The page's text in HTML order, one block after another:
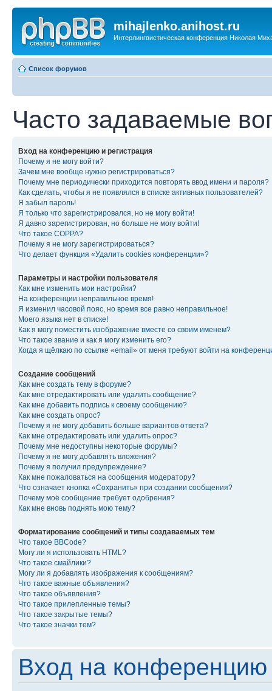
mihajlenko.anihost.ru
Интерлингвистическая конференция Николая
Список форумов
Часто задаваемые
Вход на конференцию и регистрация
Почему я не могу войти?
Зачем мне вообще нужно регистрироваться?
Почему мне периодически приходится повторять ввод имени и пароля?
Как сделать, чтобы я не появлялся в списке активных пользователей?
Я забыл пароль!
Я только что зарегистрировался, но не могу войти!
Я давно зарегистрирован, но больше не могу войти!
Что такое COPPA?
Почему я не могу зарегистрироваться?
Что делает функция «Удалить cookies конференции»?
Параметры и настройки пользователя
Как мне изменить мои настройки?
На конференции неправильное время!
Я изменил часовой пояс, но время все равно неправильное!
Моего языка нет в списке!
Как я могу поместить изображение вместе со своим именем?
Что такое звание и как я могу изменить его?
Когда я щёлкаю по ссылке «email» от меня требуют войти на
Создание сообщений
Как мне создать тему в форуме?
Как мне отредактировать или удалить сообщение?
Как мне добавить подпись к своему сообщению?
Как мне создать опрос?
Почему я не могу добавить больше вариантов ответа?
Как мне отредактировать или удалить опрос?
Почему мне недоступны некоторые форумы?
Почему я не могу добавлять вложения?
Почему я получил предупреждение?
Как мне пожаловаться на сообщения модератору?
Что означает кнопка «Сохранить» при создании сообщения?
Почему моё сообщение требует одобрения?
Как мне вновь поднять мою тему?
Форматирование сообщений и типы создаваемых тем
Что такое BBCode?
Могу ли я использовать HTML?
Что такое смайлики?
Могу ли я добавлять изображения к сообщениям?
Что такое важные объявления?
Что такое объявления?
Что такое прилепленные темы?
Что такое закрытые темы?
Что такое значки тем?
Вход на конференцию